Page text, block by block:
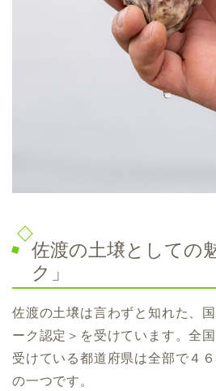
佐渡の土壌としての
ク」
佐渡の土壌は言わずと知れた、
ーク認定＞を受けています。全
受けている都道府県は全部で４
の一つです。